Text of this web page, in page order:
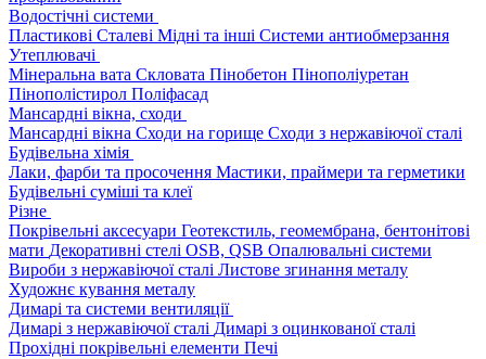
Водостічні системи
Пластикові Сталеві Мідні та інші Системи антиобмерзання
Утеплювачі
Мінеральна вата Скловата Пінобетон Пінополіуретан
Пінополістирол Поліфасад
Мансардні вікна, сходи
Мансардні вікна Сходи на горище Сходи з нержавіючої сталі
Будівельна хімія
Лаки, фарби та просочення Мастики, праймери та герметики
Будівельні суміші та клеї
Різне
Покрівельні аксесуари Геотекстиль, геомембрана, бентонітові
мати Декоративні стелі OSB, QSB Опалювальні системи
Вироби з нержавіючої сталі Листове згинання металу
Художнє кування металу
Димарі та системи вентиляції
Димарі з нержавіючої сталі Димарі з оцинкованої сталі
Прохідні покрівельні елементи Печі